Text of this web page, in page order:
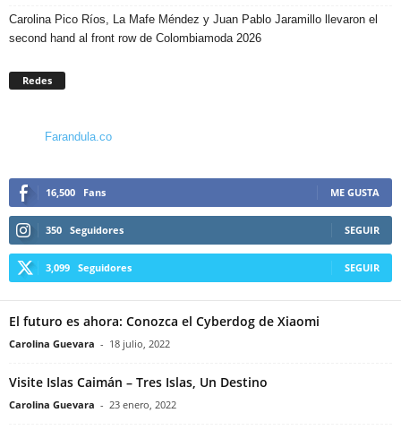
Carolina Pico Ríos, La Mafe Méndez y Juan Pablo Jaramillo llevaron el
second hand al front row de Colombiamoda 2026
Redes
Farandula.co
16,500 Fans ME GUSTA
350 Seguidores SEGUIR
3,099 Seguidores SEGUIR
El futuro es ahora: Conozca el Cyberdog de Xiaomi
Carolina Guevara - 18 julio, 2022
Visite Islas Caimán – Tres Islas, Un Destino
Carolina Guevara - 23 enero, 2022